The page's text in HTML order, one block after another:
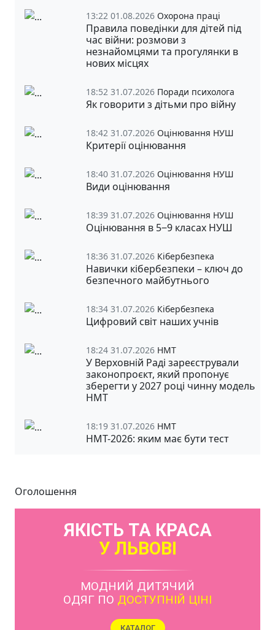
13:22 01.08.2026 Охорона праці
Правила поведінки для дітей під
час війни: розмови з
незнайомцями та прогулянки в
нових місцях
18:52 31.07.2026 Поради психолога
Як говорити з дітьми про війну
18:42 31.07.2026 Оцінювання НУШ
Критерії оцінювання
18:40 31.07.2026 Оцінювання НУШ
Види оцінювання
18:39 31.07.2026 Оцінювання НУШ
Оцінювання в 5‒9 класах НУШ
18:36 31.07.2026 Кібербезпека
Навички кібербезпеки – ключ до
безпечного майбутнього
18:34 31.07.2026 Кібербезпека
Цифровий світ наших учнів
18:24 31.07.2026 НМТ
У Верховній Раді зареєстрували
законопроєкт, який пропонує
зберегти у 2027 році чинну модель
НМТ
18:19 31.07.2026 НМТ
НМТ-2026: яким має бути тест
Оголошення